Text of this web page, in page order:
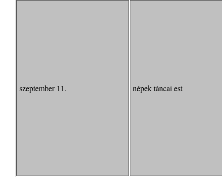
szeptember 11. népek táncai est